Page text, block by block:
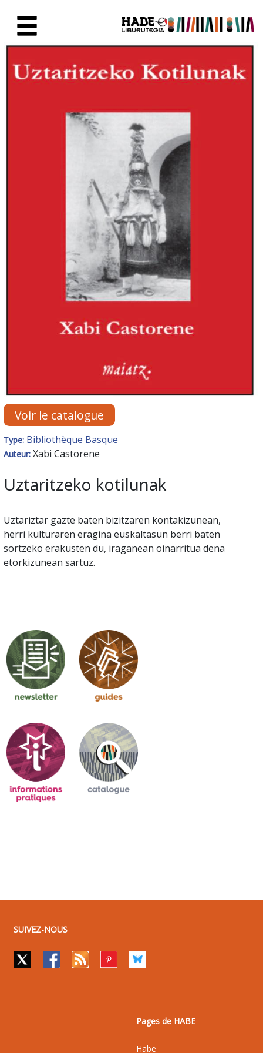
Fiche de Nouveaux Livres -
Voir le catalogue
Type: Bibliothèque Basque
Auteur: Xabi Castorene
Uztaritzeko kotilunak
Uztariztar gazte baten bizitzaren kontakizunean,
herri kulturaren eragina euskaltasun berri baten
sortzeko erakusten du, iraganean oinarritua dena
etorkizunean sartuz.
SUIVEZ-NOUS
Pages de HABE
Habe